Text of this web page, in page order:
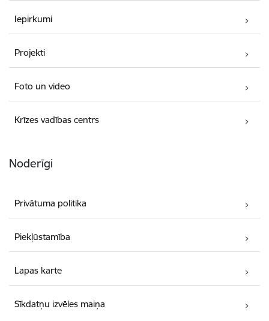
Iepirkumi
Projekti
Foto un video
Krīzes vadības centrs
Noderīgi
Privātuma politika
Piekļūstamība
Lapas karte
Sīkdatņu izvēles maiņa